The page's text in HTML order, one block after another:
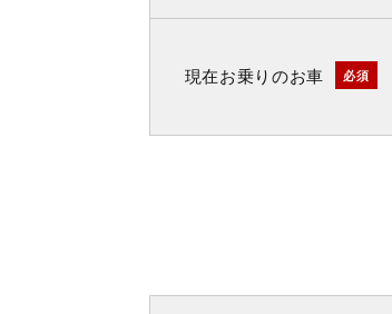
現在お乗りのお車 必須